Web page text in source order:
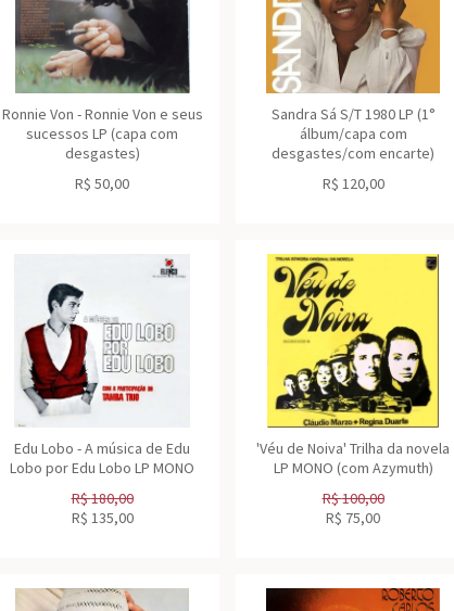
Ronnie Von - Ronnie Von e seus
sucessos LP (capa com
desgastes)
R$ 50,00
Sandra Sá S/T 1980 LP (1°
álbum/capa com
desgastes/com encarte)
R$ 120,00
Edu Lobo - A música de Edu
Lobo por Edu Lobo LP MONO
R$180,00
R$ 135,00
'Véu de Noiva' Trilha da novela
LP MONO (com Azymuth)
R$100,00
R$ 75,00